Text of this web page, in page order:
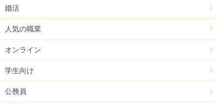
婚活
人気の職業
オンライン
学生向け
公務員